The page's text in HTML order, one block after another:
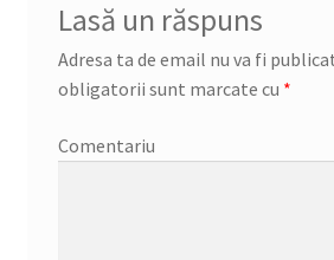
Lasă un răspuns
Adresa ta de email nu va fi
obligatorii sunt marcate cu *
Comentariu